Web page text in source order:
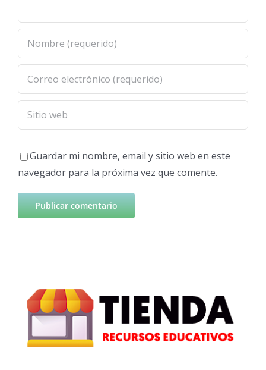
Guardar mi nombre, email y sitio web en este
navegador para la próxima vez que comente.